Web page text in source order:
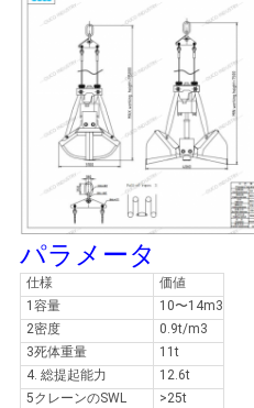
CONTACT
地
図
プ
パラメータ
仕様
価値
1容量
10〜14m3
2密度
0.9t/m3
3死体重量
11t
4. 総提起能力
12.6t
5クレーンのSWL
>25t